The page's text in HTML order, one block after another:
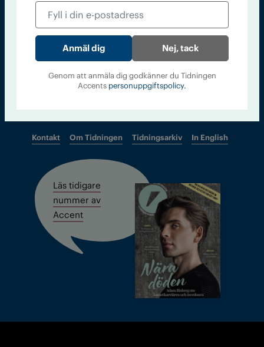
Tidningen Accent, A4, Bondegatan 21, 116 33 Stockholm
accent@iogt.se
barbro@a4.se.
Kontakt Om Tidningen Tidningsarkiv In English
Läs tidigare
nummer av
Accent
Nej, tack
Genom att anmäla dig godkänner du Tidningen
Accents personuppgiftspolicy.